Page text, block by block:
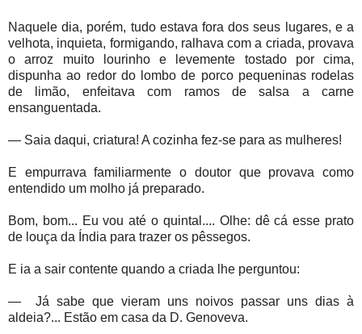
Naquele dia, porém, tudo estava fora dos seus lugares, e a
velhota, inquieta, formigando, ralhava com a criada, provava
o arroz muito lourinho e levemente tostado por cima,
dispunha ao redor do lombo de porco pequeninas rodelas
de limão, enfeitava com ramos de salsa a carne
ensanguentada.
— Saia daqui, criatura! A cozinha fez-se para as mulheres!
E empurrava familiarmente o doutor que provava como
entendido um molho já preparado.
Bom, bom... Eu vou até o quintal.... Olhe: dê cá esse prato
de louça da Índia para trazer os pêssegos.
E ia a sair contente quando a criada lhe perguntou:
—
Já sabe que vieram uns noivos passar uns dias à
aldeia?... Estão em casa da D. Genoveva.